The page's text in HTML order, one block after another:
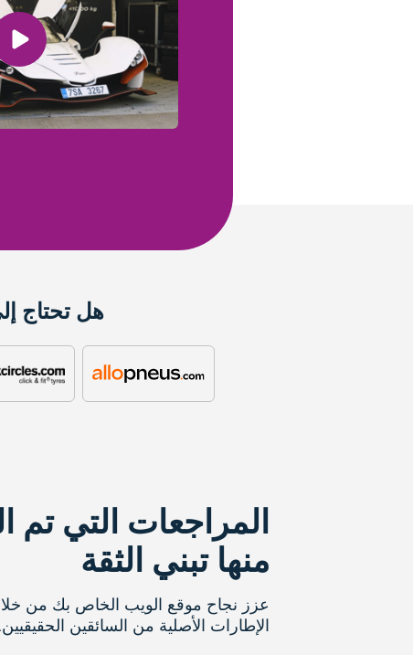
هل تحتاج
المراجعات التي تم
منها تبني الثقة
عزز نجاح موقع الويب الخاص بك من
الإطارات الأصلية من السائقين الحقيقيين.